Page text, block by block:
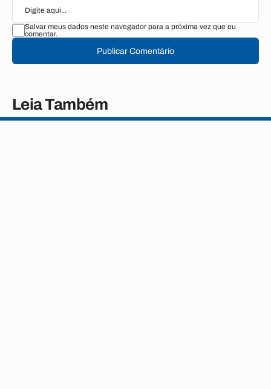
Salvar meus dados neste navegador para a próxima vez que eu
comentar.
Publicar Comentário
Leia Também